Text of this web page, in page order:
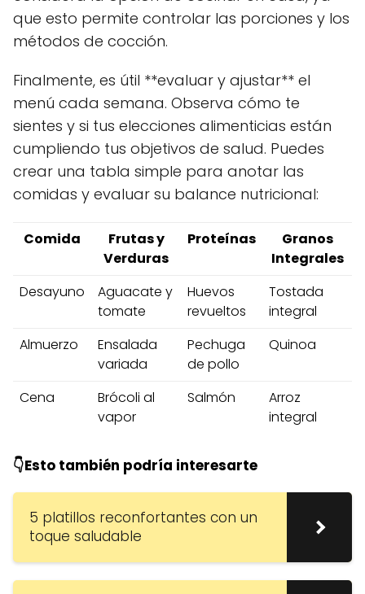
que esto permite controlar las porciones y los
métodos de cocción.
Finalmente, es útil **evaluar y ajustar** el
menú cada semana. Observa cómo te
sientes y si tus elecciones alimenticias están
cumpliendo tus objetivos de salud. Puedes
crear una tabla simple para anotar las
comidas y evaluar su balance nutricional:
Comida
Frutas y
Verduras
Proteínas
Granos
Integrales
Desayuno
Aguacate y
tomate
Huevos
revueltos
Tostada
integral
Almuerzo
Ensalada
variada
Pechuga
de pollo
Quinoa
Cena
Brócoli al
vapor
Salmón
Arroz
integral
👇Esto también podría interesarte
5 platillos reconfortantes con un
toque saludable